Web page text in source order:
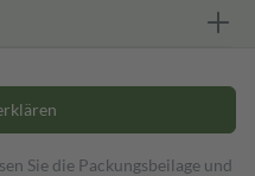
Sie die Packungsbeilage und